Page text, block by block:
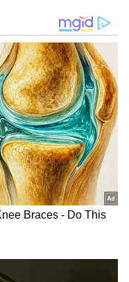
ఏసియానెట్ తెలుగు